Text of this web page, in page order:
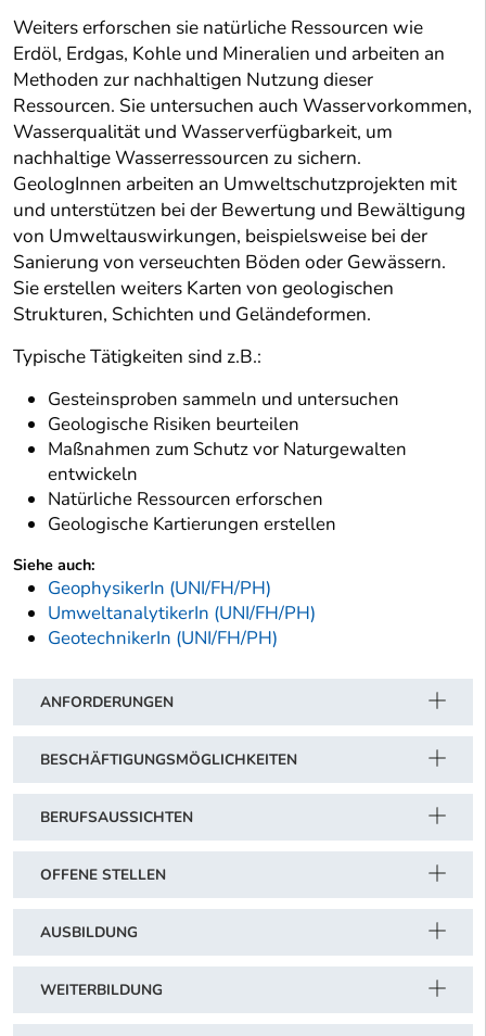
Weiters erforschen sie natürliche Ressourcen wie
Erdöl, Erdgas, Kohle und Mineralien und arbeiten an
Methoden zur nachhaltigen Nutzung dieser
Ressourcen. Sie untersuchen auch Wasservorkommen,
Wasserqualität und Wasserverfügbarkeit, um
nachhaltige Wasserressourcen zu sichern.
GeologInnen arbeiten an Umweltschutzprojekten mit
und unterstützen bei der Bewertung und Bewältigung
von Umweltauswirkungen, beispielsweise bei der
Sanierung von verseuchten Böden oder Gewässern.
Sie erstellen weiters Karten von geologischen
Strukturen, Schichten und Geländeformen.
Typische Tätigkeiten sind z.B.:
Gesteinsproben sammeln und untersuchen
Geologische Risiken beurteilen
Maßnahmen zum Schutz vor Naturgewalten
entwickeln
Natürliche Ressourcen erforschen
Geologische Kartierungen erstellen
Siehe auch:
GeophysikerIn (UNI/FH/PH)
UmweltanalytikerIn (UNI/FH/PH)
GeotechnikerIn (UNI/FH/PH)
ANFORDERUNGEN
BESCHÄFTIGUNGSMÖGLICHKEITEN
BERUFSAUSSICHTEN
OFFENE STELLEN
AUSBILDUNG
WEITERBILDUNG